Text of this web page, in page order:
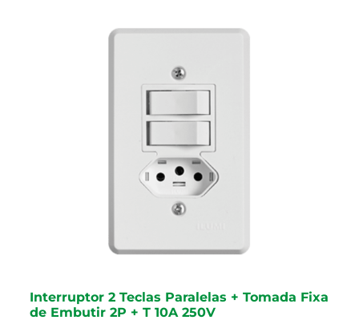
Interruptor 2 Teclas Paralelas + Tomada Fixa
de Embutir 2P + T 10A 250V